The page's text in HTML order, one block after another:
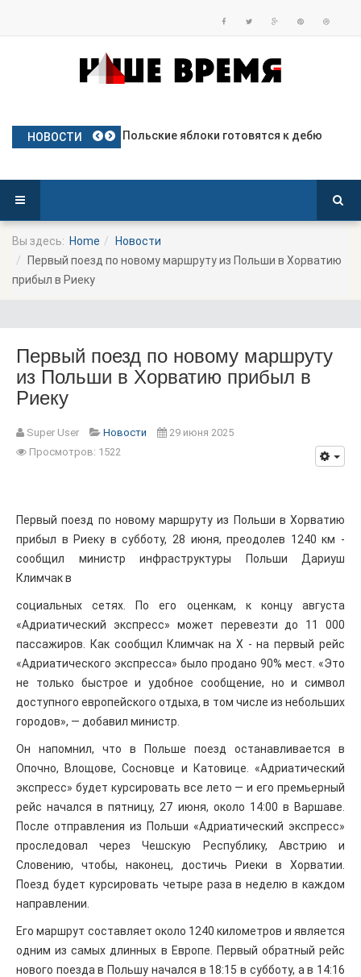
НОВОСТИ Частое использование права вето
Польские яблоки готовятся к дебю
Посол Украины в Польше готовится
Польша опережает Германию по тем
Польша депортирует колумбийца, о
Вы здесь: Home
Новости
Первый поезд по новому маршруту из Польши в Хорватию
прибыл в Риеку
Первый поезд по новому маршруту
из Польши в Хорватию прибыл в
Риеку
Super User Новости
29 июня 2025
Просмотров: 1522
Первый поезд по новому маршруту из Польши в Хорватию
прибыл в Риеку в субботу, 28 июня, преодолев 1240 км -
сообщил министр инфраструктуры Польши Дариуш
Климчак в
социальных сетях. По его оценкам, к концу августа
«Адриатический экспресс» может перевезти до 11 000
пассажиров. Как сообщил Климчак на X - на первый рейс
«Адриатического экспресса» было продано 90% мест. «Это
не только быстрое и удобное сообщение, но и символ
доступного европейского отдыха, в том числе из небольших
городов», — добавил министр.
Он напомнил, что в Польше поезд останавливается в
Опочно, Влощове, Сосновце и Катовице. «Адриатический
экспресс» будет курсировать все лето — и его премьерный
рейс начался в пятницу, 27 июня, около 14:00 в Варшаве.
После отправления из Польши «Адриатический экспресс»
проследовал через Чешскую Республику, Австрию и
Словению, чтобы, наконец, достичь Риеки в Хорватии.
Поезд будет курсировать четыре раза в неделю в каждом
направлении.
Его маршрут составляет около 1240 километров и является
одним из самых длинных в Европе. Первый обратный рейс
нового поезда в Польшу начался в 18:15 в субботу, а в 14:16